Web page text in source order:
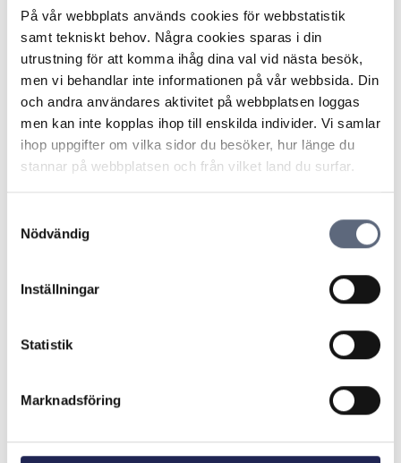
På vår webbplats används cookies för webbstatistik
samt tekniskt behov. Några cookies sparas i din
utrustning för att komma ihåg dina val vid nästa besök,
men vi behandlar inte informationen på vår webbsida. Din
och andra användares aktivitet på webbplatsen loggas
men kan inte kopplas ihop till enskilda individer. Vi samlar
ihop uppgifter om vilka sidor du besöker, hur länge du
stannar på webbplatsen och från vilket land du surfar.
Nödvändig
Inställningar
Statistik
Marknadsföring
förtroendet att leda Telekområdgivarna. Det känns
inspirerande och på samma gång viktigt att få
möjligheten att jobba tillsammans med alla kompetenta
kollegor på kansliet som gör skillnad varje dag för både
konsumenter och marknadens aktörer, säger Stephan
Guiance.
Telekområdgivarna är en icke vinstdrivande
organisation som ger opartisk och kostnadsfri hjälp till
Verksamheten finansieras av deltagande operatörer,
och ägs av TechSverige. För att garantera opartiskhet i
representerade i styrelsen.
My Bergdahl, styrelseledamot 072-205 87 70
Senast uppdaterad:
Dela sidan
Dela sidan på Facebook
Dela sidan på Linkedin
Skriv ut sidan